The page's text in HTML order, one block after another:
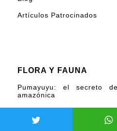
Artículos Patrocinados
FLORA Y FAUNA
Pumayuyu: el secreto
amazónica
del mundo